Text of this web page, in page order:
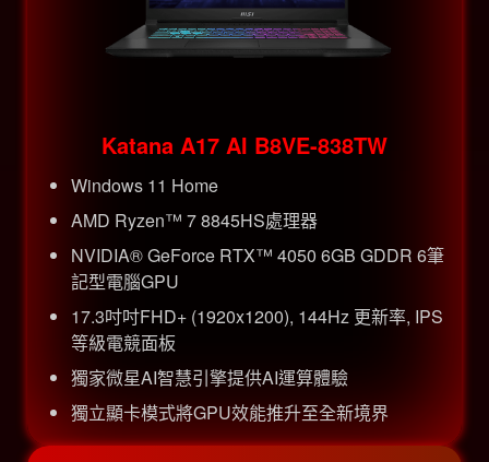
Katana A17 AI B8VE-838TW
Windows 11 Home
AMD Ryzen™ 7 8845HS處理器
NVIDIA® GeForce RTX™ 4050 6GB GDDR 6筆
記型電腦GPU
17.3吋吋FHD+ (1920x1200), 144Hz 更新率, IPS
等級電競面板
獨家微星AI智慧引擎提供AI運算體驗
獨立顯卡模式將GPU效能推升至全新境界